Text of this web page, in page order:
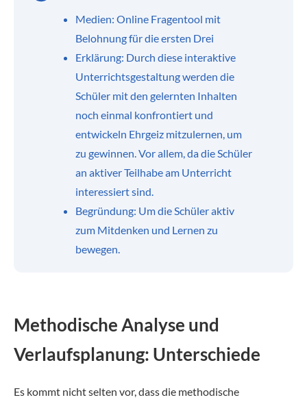
Medien: Online Fragentool mit
Belohnung für die ersten Drei
Erklärung: Durch diese interaktive
Unterrichtsgestaltung werden die
Schüler mit den gelernten Inhalten
noch einmal konfrontiert und
entwickeln Ehrgeiz mitzulernen, um
zu gewinnen. Vor allem, da die Schüler
an aktiver Teilhabe am Unterricht
interessiert sind.
Begründung: Um die Schüler aktiv
zum Mitdenken und Lernen zu
bewegen.
Methodische Analyse und
Verlaufsplanung: Unterschiede
Es kommt nicht selten vor, dass die methodische